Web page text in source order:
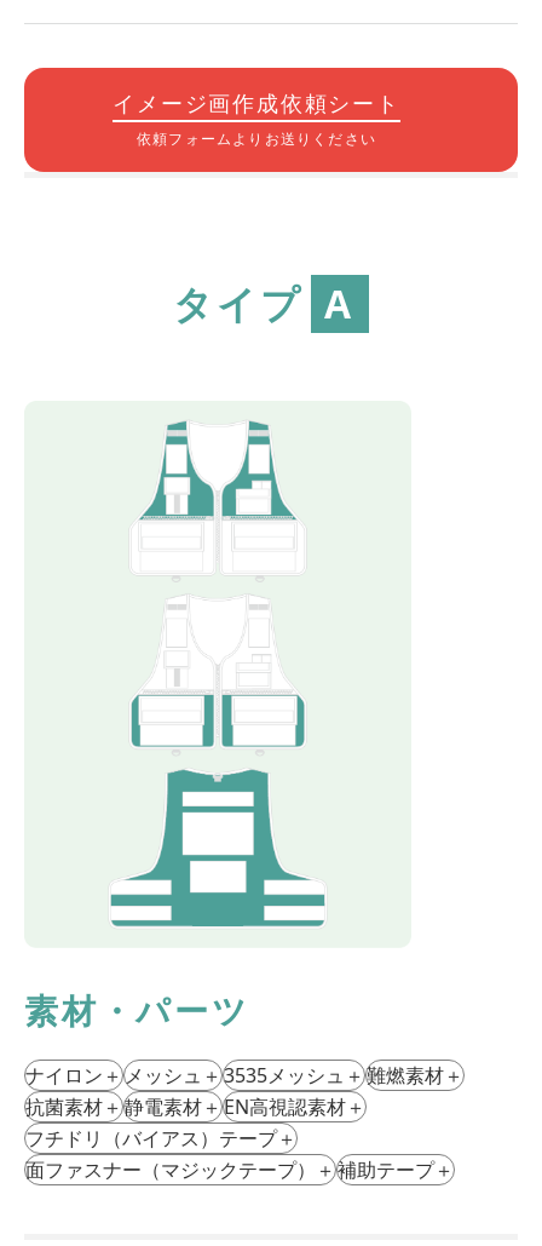
イメージ画作成依頼シート
依頼フォームよりお送りください
タイプ A
素材・パーツ
ナイロン ＋メッシュ ＋3535メッシュ ＋難燃素材＋
抗菌素材＋静電素材＋EN⾼視認素材＋
フチドリ（バイアス）テープ＋
⾯ファスナー（マジックテープ）
＋補助テープ＋